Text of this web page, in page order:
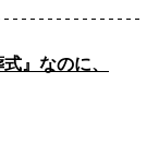
』なのに、